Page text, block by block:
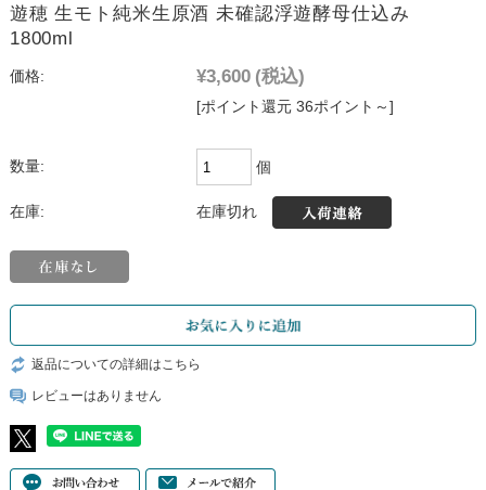
遊穂 生モト純米生原酒 未確認浮遊酵母仕込み
1800ml
価格: ¥3,600 (税込)
[ポイント還元 36ポイント～]
数量: 個
在庫: 在庫切れ
返品についての詳細はこちら
レビューはありません